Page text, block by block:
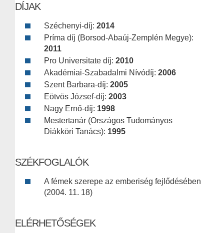
DÍJAK
Széchenyi-díj: 2014
Príma díj (Borsod-Abaúj-Zemplén Megye):
2011
Pro Universitate díj: 2010
Akadémiai-Szabadalmi Nívódíj: 2006
Szent Barbara-díj: 2005
Eötvös József-díj: 2003
Nagy Ernő-díj: 1998
Mestertanár (Országos Tudományos
Diákköri Tanács): 1995
SZÉKFOGLALÓK
A fémek szerepe az emberiség fejlődésében
(2004. 11. 18)
ELÉRHETŐSÉGEK